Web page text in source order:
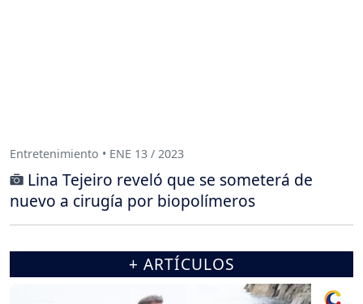
Entretenimiento • ENE 13 / 2023
Lina Tejeiro reveló que se someterá de
nuevo a cirugía por biopolímeros
+ ARTÍCULOS